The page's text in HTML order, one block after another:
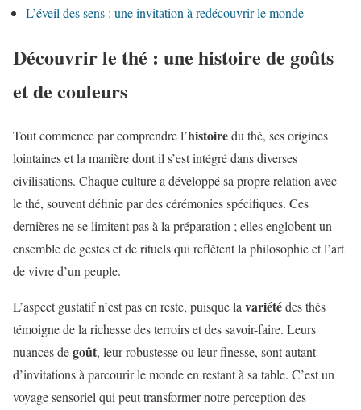
L’éveil des sens : une invitation à redécouvrir le monde
Découvrir le thé : une histoire de goûts
et de couleurs
Tout commence par comprendre l’histoiredu thé, ses origines
lointaines et la manière dont il s’est intégré dans diverses
civilisations. Chaque culture a développé sa propre relation avec
le thé, souvent définie par des cérémonies spécifiques. Ces
dernières ne se limitent pas à la préparation ; elles englobent un
ensemble de gestes et de rituels qui reflètent la philosophie et l’art
de vivre d’un peuple.
L’aspect gustatif n’est pas en reste, puisque la variétédes thés
témoigne de la richesse des terroirs et des savoir-faire. Leurs
nuances degoût, leur robustesse ou leur finesse, sont autant
d’invitations à parcourir le monde en restant à sa table. C’est un
voyage sensoriel qui peut transformer notre perception des